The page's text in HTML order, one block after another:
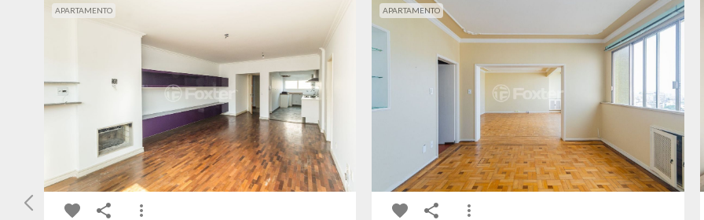
APARTAMENTO APARTAMENTO